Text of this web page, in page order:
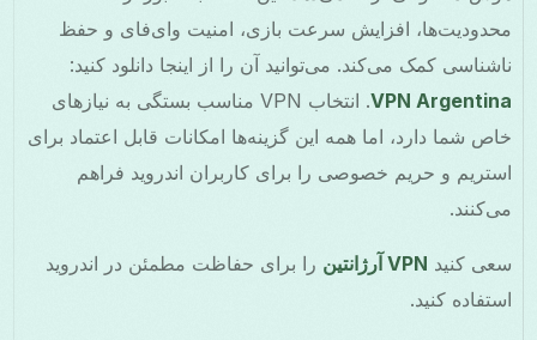
محدودیت‌ها، افزایش سرعت بازی، امنیت وای‌فای و حفظ
ناشناسی کمک می‌کند. می‌توانید آن را از اینجا دانلود کنید:
VPN Argentina
. انتخاب VPN مناسب بستگی به نیازهای
خاص شما دارد، اما همه این گزینه‌ها امکانات قابل اعتماد برای
استریم و حریم خصوصی را برای کاربران اندروید فراهم
می‌کنند.
سعی کنید VPN آرژانتین
را برای حفاظت مطمئن در اندروید
استفاده کنید.